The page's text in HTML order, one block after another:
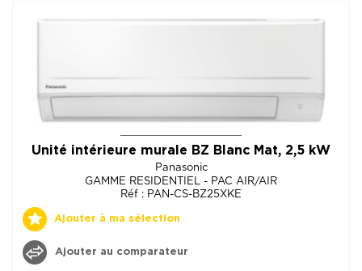
Unité intérieure murale BZ Blanc Mat, 2,5 kW
Panasonic
GAMME RESIDENTIEL - PAC AIR/AIR
Réf : PAN-CS-BZ25XKE
Ajouter à ma sélection
Ajouter au comparateur